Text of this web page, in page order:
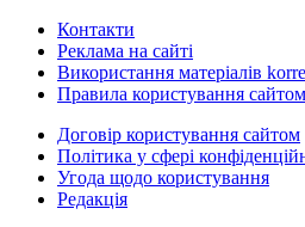
Контакти
Реклама на сайті
Використання матеріалів
Правила користування сайтом
Договір користування сайтом
Політика у сфері
Угода щодо користування
Редакція